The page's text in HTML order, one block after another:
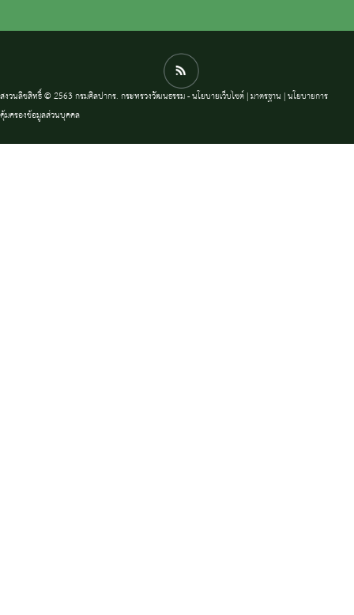
สงวนลิขสิทธิ์ © 2563 กรมศิลปากร. กระทรวงวัฒนธรรม -นโยบายเว็บไซต์|มาตรฐาน |นโยบายการ
คุ้มครองข้อมูลส่วนบุคคล